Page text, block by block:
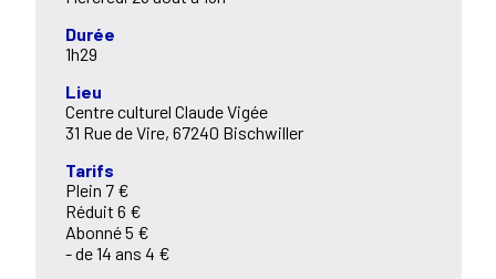
Durée
1h29
Lieu
Centre culturel Claude Vigée
31 Rue de Vire, 67240 Bischwiller
Tarifs
Plein 7 €
Réduit 6 €
Abonné 5 €
- de 14 ans 4 €